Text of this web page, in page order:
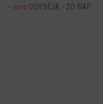
20:10 ODYSEJA - 2D NAP